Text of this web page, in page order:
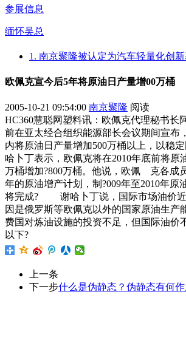
参展信息
缅怀吴总
1. 南京聚隆被认定为汽车轻量化创
欧佩克宣今后5年将原油日产量增00万桶
2005-10-21 09:54:00 南京聚隆 阅读
HC360慧聪网塑料讯：欧佩克代理秘书长
前在亚太经合组织能源部长会议期间宣布
内将原油日产量增加500万桶以上，以
哈卜丁表示，欧佩克将在2010年底前将原
万桶增加?800万桶。他说，欧佩 克各成
年的原油增产计划，制?009年至2010年原
将完成? 谢哈卜丁说，国际市场油价近
因是俄罗斯等欧佩克以外的国家原油生产
费国对炼油设施的投资不足，但国际油价
以下?
上一条
下一步什么是伪静态？伪静态有何作